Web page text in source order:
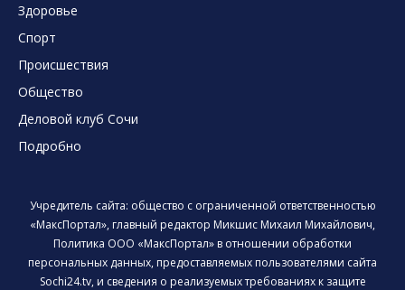
Здоровье
Спорт
Происшествия
Общество
Деловой клуб Сочи
Подробно
Учредитель сайта: общество с ограниченной ответственностью
«МаксПортал», главный редактор Микшис Михаил Михайлович,
Политика ООО «МаксПортал» в отношении обработки
персональных данных, предоставляемых пользователями сайта
Sochi24.tv, и сведения о реализуемых требованиях к защите